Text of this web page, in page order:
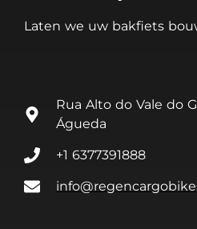
Laten we uw bakfiets
Rua Alto do Vale do
Águeda
+1 6377391888